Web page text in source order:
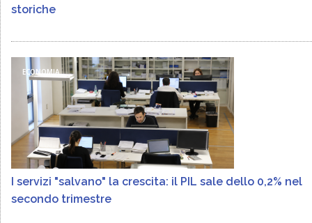
storiche
ECONOMIA
I servizi "salvano" la crescita: il PIL sale dello 0,2% nel
secondo trimestre